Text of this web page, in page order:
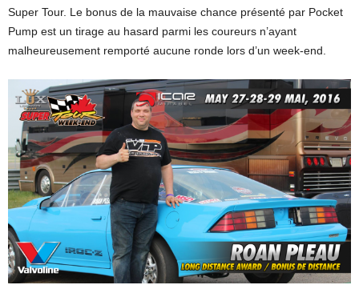
Super Tour. Le bonus de la mauvaise chance présenté par Pocket
Pump est un tirage au hasard parmi les coureurs n’ayant
malheureusement remporté aucune ronde lors d’un week-end.